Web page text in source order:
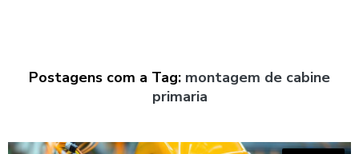
Postagens com a Tag: montagem de cabine
primaria